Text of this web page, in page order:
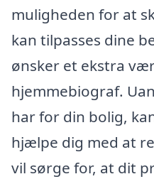
muligheden for at
kan tilpasses dine
ønsker et ekstra
hjemmebiograf.
har for din bolig,
hjælpe dig med at
vil sørge for, at dit